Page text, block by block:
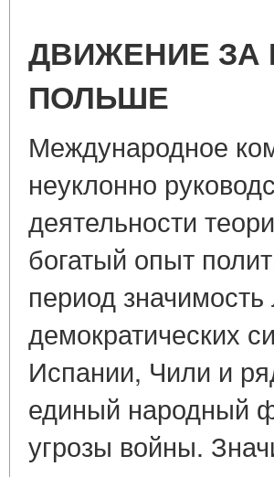
ДВИЖЕНИЕ
ПОЛЬШЕ
Международное
неуклонно
деятельности
богатый опыт
период
демократических
Испании, Чили и
единый народный
угрозы войны.